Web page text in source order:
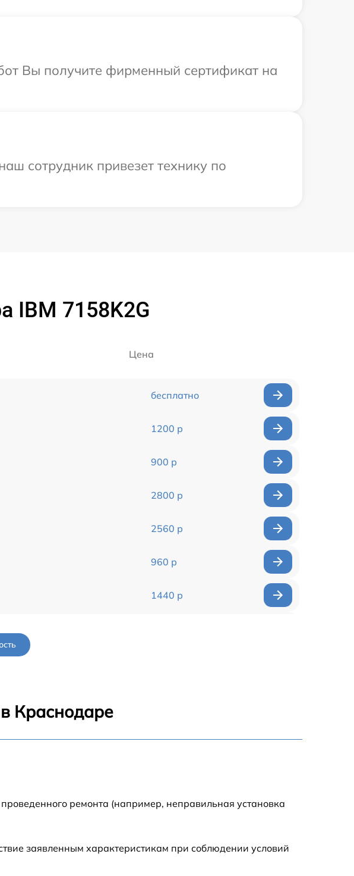
Вы получите фирменный сертификат на
сотрудник привезет технику по
IBM 7158K2G
Цена
бесплатно
1200 р
900 р
2800 р
2560 р
960 р
1440 р
Краснодаре
ремонта (например, неправильная установка
заявленным характеристикам при соблюдении условий